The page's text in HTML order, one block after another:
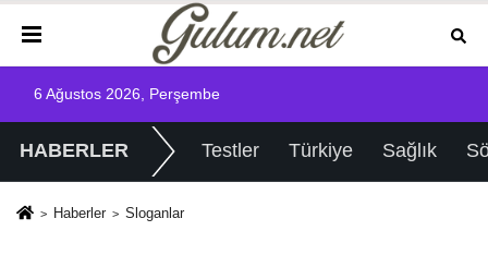
6 Ağustos 2026, Perşembe
HABERLER Testler Türkiye Sağlık
Haberler Sloganlar